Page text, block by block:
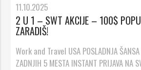
11.10.2025
2 U 1 – SWT AKCIJE – 100$
ZARADIŠ!
Work and Travel USA POSLADNJA
ZADNJIH 5 MESTA INSTANT PRIJAVA NA